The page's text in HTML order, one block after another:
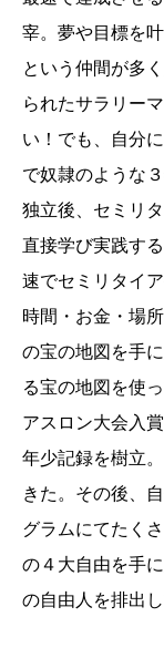
宰。夢や目標を
という仲間が多
られたサラリー
い！でも、自分
で奴隷のような
独立後、セミリ
直接学び実践す
速でセミリタイア
時間・お金・場
の宝の地図を手
る宝の地図を使
アスロン大会入
年少記録を樹立
きた。その後、
グラムにてたく
の４大自由を手
の自由人を排出し